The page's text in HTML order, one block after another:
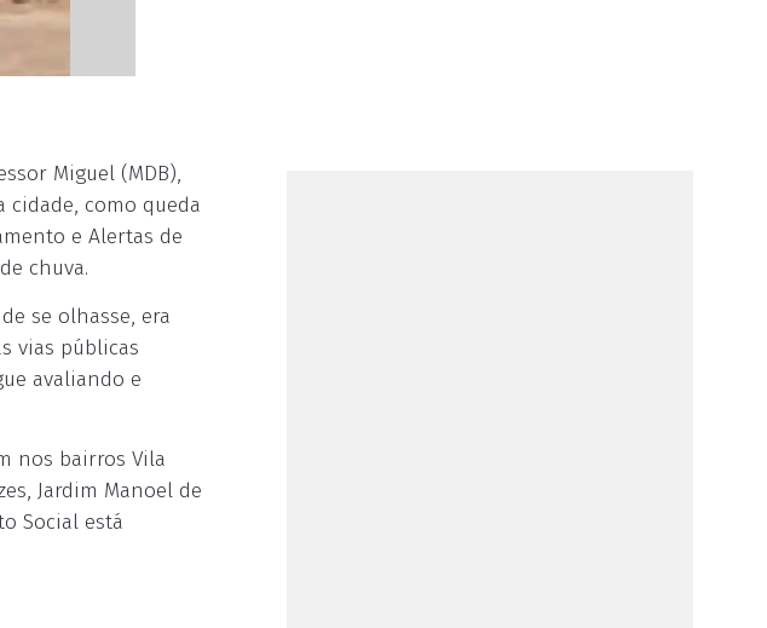
Miguel (MDB),
cidade, como queda
e Alertas de
chuva.
se olhasse, era
vias públicas
avaliando e
nos bairros Vila
Jardim Manoel de
Social está